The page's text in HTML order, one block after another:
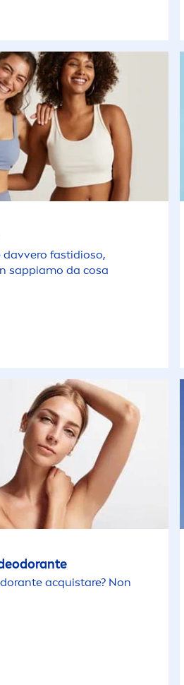
fastidioso,
sappiamo da cosa
acquistare? Non